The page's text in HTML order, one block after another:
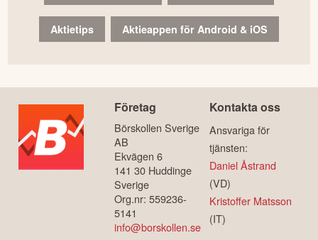
Aktietips Aktieappen för Android & iOS
Företag
Börskollen Sverige
AB
Ekvägen 6
141 30 Huddinge
Sverige
Org.nr: 559236-
5141
info@borskollen.se
Kontakta oss
Ansvariga för
tjänsten:
Daniel Åstrand
(VD)
Kristoffer Matsson
(IT)